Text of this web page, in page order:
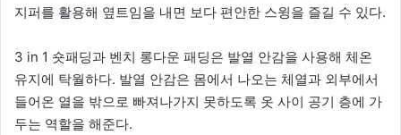
지퍼를 활용해 옆트임을 내면 보다 편안한 스윙을 즐길 수 있다.
3 in 1 숏패딩과 벤치 롱다운 패딩은 발열 안감을 사용해 체온
유지에 탁월하다. 발열 안감은 몸에서 나오는 체열과 외부에서
들어온 열을 밖으로 빠져나가지 못하도록 옷 사이 공기 층에 가
두는 역할을 해준다.